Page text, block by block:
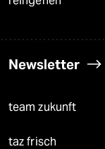
Newsletter
team zukunft
taz frisch